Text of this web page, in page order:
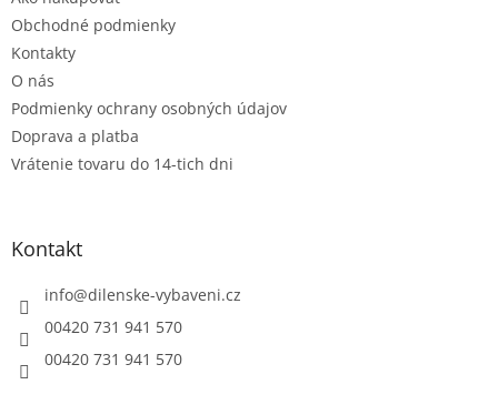
Obchodné podmienky
Kontakty
O nás
Podmienky ochrany osobných údajov
Doprava a platba
Vrátenie tovaru do 14-tich dni
Kontakt
info@dilenske-vybaveni.cz
00420 731 941 570
00420 731 941 570